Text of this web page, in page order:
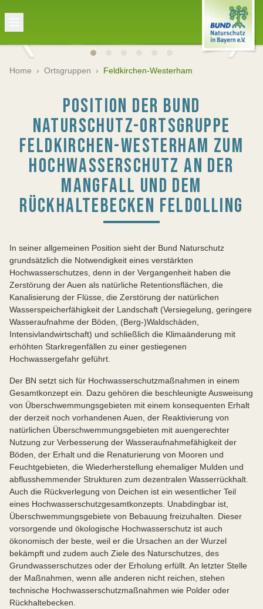
Home › Ortsgruppen › Feldkirchen-Westerham
POSITION DER BUND
NATURSCHUTZ-ORTSGRUPPE
FELDKIRCHEN-WESTERHAM ZUM
HOCHWASSERSCHUTZ AN DER
MANGFALL UND DEM
RÜCKHALTEBECKEN FELDOLLING
In seiner allgemeinen Position sieht der Bund Naturschutz
grundsätzlich die Notwendigkeit eines verstärkten
Hochwasserschutzes, denn in der Vergangenheit haben die
Zerstörung der Auen als natürliche Retentionsflächen, die
Kanalisierung der Flüsse, die Zerstörung der natürlichen
Wasserspeicherfähigkeit der Landschaft (Versiegelung, geringere
Wasseraufnahme der Böden, (Berg-)Waldschäden,
Intensivlandwirtschaft) und schließlich die Klimaänderung mit
erhöhten Starkregenfällen zu einer gestiegenen
Hochwassergefahr geführt.
Der BN setzt sich für Hochwasserschutzmaßnahmen in einem
Gesamtkonzept ein. Dazu gehören die beschleunigte Ausweisung
von Überschwemmungsgebieten mit einem konsequenten Erhalt
der derzeit noch vorhandenen Auen, der Reaktivierung von
natürlichen Überschwemmungsgebieten mit auengerechter
Nutzung zur Verbesserung der Wasseraufnahmefähigkeit der
Böden, der Erhalt und die Renaturierung von Mooren und
Feuchtgebieten, die Wiederherstellung ehemaliger Mulden und
abflusshemmender Strukturen zum dezentralen Wasserrückhalt.
Auch die Rückverlegung von Deichen ist ein wesentlicher Teil
eines Hochwasserschutzgesamtkonzepts. Unabdingbar ist,
Überschwemmungsgebiete von Bebauung freizuhalten. Dieser
vorsorgende und ökologische Hochwasserschutz ist auch
ökonomisch der beste, weil er die Ursachen an der Wurzel
bekämpft und zudem auch Ziele des Naturschutzes, des
Grundwasserschutzes oder der Erholung erfüllt. An letzter Stelle
der Maßnahmen, wenn alle anderen nicht reichen, stehen
technische Hochwasserschutzmaßnahmen wie Polder oder
Rückhaltebecken.